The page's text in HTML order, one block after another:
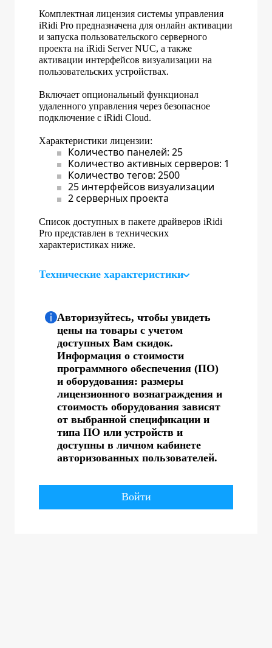
Комплектная лицензия системы управления
iRidi Pro предназначена для онлайн активации
и запуска пользовательского серверного
проекта на iRidi Server NUC, а также
активации интерфейсов визуализации на
пользовательских устройствах.
Включает опциональный функционал
удаленного управления через безопасное
подключение с iRidi Cloud.
Характеристики лицензии:
Количество панелей: 25
Количество активных серверов: 1
Количество тегов: 2500
25 интерфейсов визуализации
2 серверных проекта
Список доступных в пакете драйверов iRidi
Pro представлен в технических
характеристиках ниже.
Технические характеристики
Авторизуйтесь, чтобы увидеть
цены на товары с учетом
доступных Вам скидок.
Информация о стоимости
программного обеспечения (ПО)
и оборудования: размеры
лицензионного вознаграждения и
стоимость оборудования зависят
от выбранной спецификации и
типа ПО или устройств и
доступны в личном кабинете
авторизованных пользователей.
Войти